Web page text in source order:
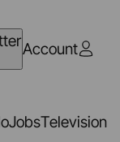
Account
JobsTelevision